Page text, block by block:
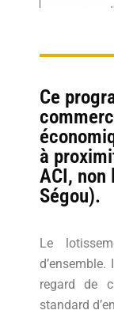
Ce
à
ACI, non
Ségou).
Le
regard de
standard